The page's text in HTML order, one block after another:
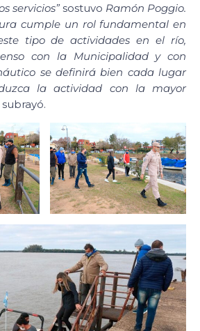
servicios”sostuvo Ramón Poggio.
cumple un rol fundamental en
tipo de actividades en el río,
con la Municipalidad y con
se definirá bien cada lugar
la actividad con la mayor
subrayó.